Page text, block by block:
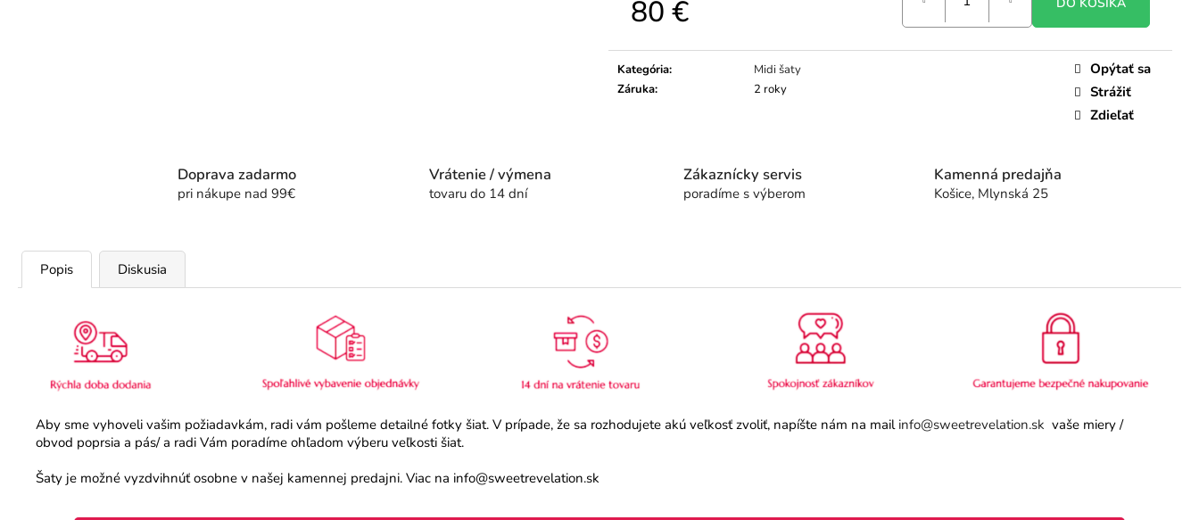
80 €
cena:
Kategória:
Midi šaty
Záruka: 2 roky
Opýtať sa
Strážiť
Zdieľať
Doprava zadarmo
pri nákupe nad 99€
Vrátenie / výmena
tovaru do 14 dní
Zákaznícky servis
poradíme s výberom
Kamenná predajňa
Košice, Mlynská 25
Popis Diskusia
Aby sme vyhoveli vašim požiadavkám, radi vám pošleme detailné fotky šiat. V prípade, že sa rozhodujete akú veľkosť zvoliť, napíšte nám na mail info@sweetrevelation.sk vaše miery /
obvod poprsia a pás/ a radi Vám poradíme ohľadom výberu veľkosti šiat.
Šaty je možné vyzdvihnúť osobne v našej kamennej predajni. Viac na info@sweetrevelation.sk